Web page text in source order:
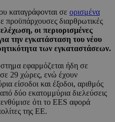
καταγράφονται σε ορισμένα
προϋπάρχουσες διαρθρωτικές
οι περιορισμένες
την εγκατάσταση του νέου
των εγκαταστάσεων.
εφαρμόζεται ήδη σε
29 χώρες, ενώ έχουν
είσοδοι και έξοδοι, αριθμός
δύο εκατομμύρια διελεύσεις
ότι το EES αφορά
της ΕΕ.